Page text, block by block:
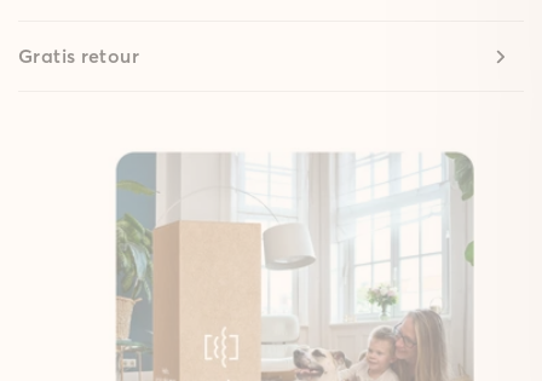
Gratis retour